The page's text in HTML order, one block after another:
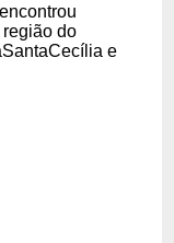
encontrou
região do
e